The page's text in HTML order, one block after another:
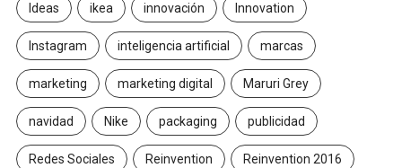
Ideas ikea innovación Innovation
Instagram inteligencia artificial marcas
marketing marketing digital Maruri Grey
navidad Nike packaging publicidad
Redes Sociales Reinvention Reinvention 2016